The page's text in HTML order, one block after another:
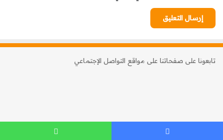
تابعونا على صفحاتنا على مواقع التواصل الإجتماعي